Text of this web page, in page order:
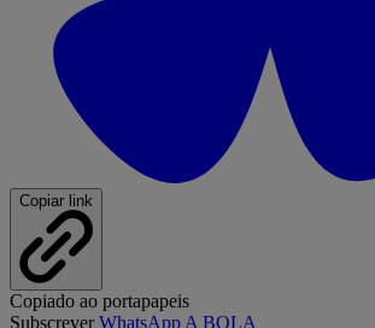
Copiar link
Copiado ao portapapeis
SubscreverWhatsApp A BOLA